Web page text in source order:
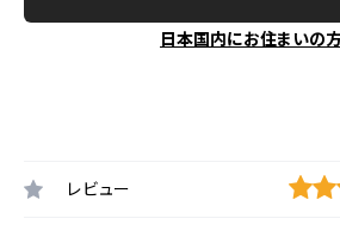
日本国内にお住まいの
レビュー